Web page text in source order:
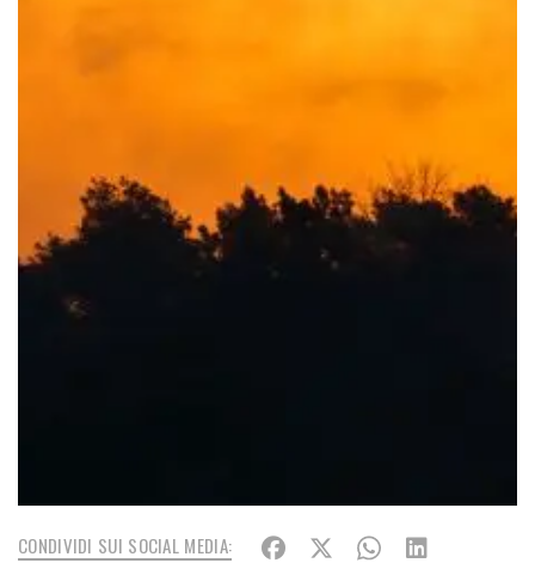
CONDIVIDI SUI SOCIAL MEDIA: